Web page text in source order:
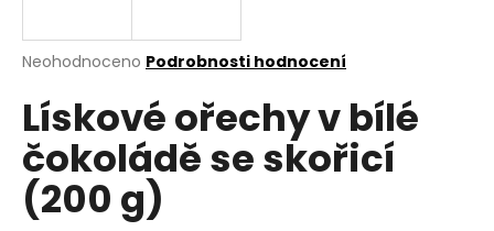
Průměrné
produktu
je
0,0
z
5
hvězdiček.
Neohodnoceno Podrobnosti hodnocení
Lískové ořechy v bílé
čokoládě se skořicí
(200 g)
j
t
?